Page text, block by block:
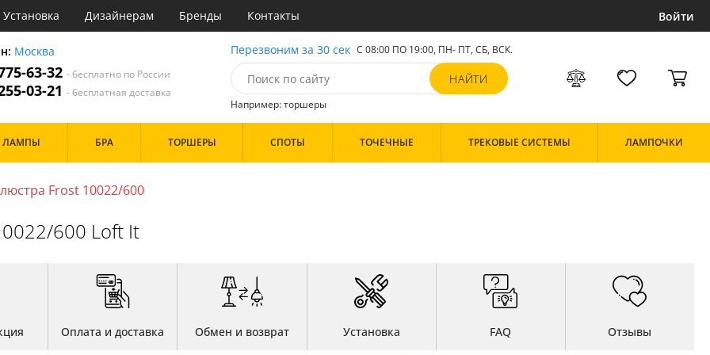
Установка Дизайнерам Бренды Контакты Войти
Москва
63-32- бесплатно по России
03-21- бесплатная доставка
Перезвоним за 30 сек С 08:00 ПО 19:00, ПН- ПТ, СБ, ВСК.
Например: торшеры
Особенности
ЛАМПЫ БРА ТОРШЕРЫ СПОТЫ ТОЧЕЧНЫЕ ТРЕКОВЫЕ СИСТЕМЫ ЛАМПОЧКИ
Frost 10022/600
600 Loft It
Оплата и доставка Обмен и возврат Установка FAQ Отзывы